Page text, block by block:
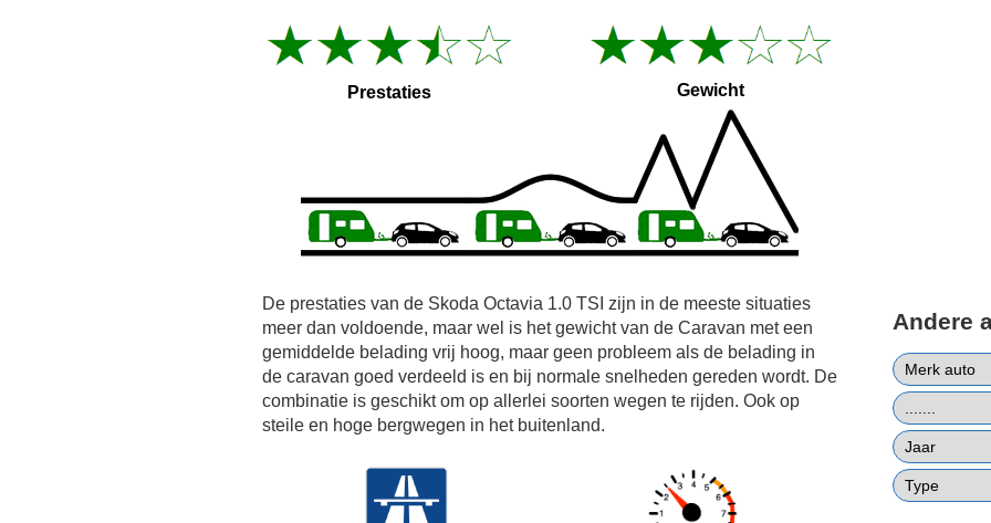
Prestaties Gewicht
De prestaties van de Skoda Octavia 1.0 TSI zijn in de meeste situaties
meer dan voldoende, maar wel is het gewicht van de Caravan met een
gemiddelde belading vrij hoog, maar geen probleem als de belading in
de caravan goed verdeeld is en bij normale snelheden gereden wordt. De
combinatie is geschikt om op allerlei soorten wegen te rijden. Ook op
steile en hoge bergwegen in het buitenland.
Andere